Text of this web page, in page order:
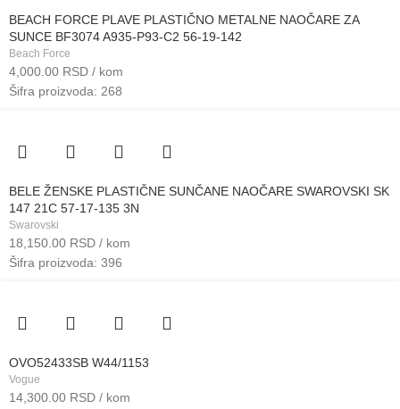
BEACH FORCE PLAVE PLASTIČNO METALNE NAOČARE ZA
SUNCE BF3074 A935-P93-C2 56-19-142
Beach Force
4,000.00 RSD / kom
Šifra proizvoda: 268
BELE ŽENSKE PLASTIČNE SUNČANE NAOČARE SWAROVSKI SK
147 21C 57-17-135 3N
Swarovski
18,150.00 RSD / kom
Šifra proizvoda: 396
OVO52433SB W44/1153
Vogue
14,300.00 RSD / kom